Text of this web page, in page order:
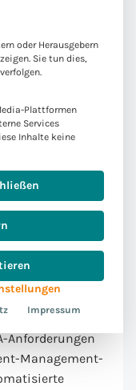
PDF/UA-
Veränderungen
erfasst
werden (z. B.
für den
Überprüfen
IT-Systeme
genutzt
Anforderungen
Management-
oder Herausgebern
Sie tun dies,
Plattformen
Services
Inhalte keine
Impressum